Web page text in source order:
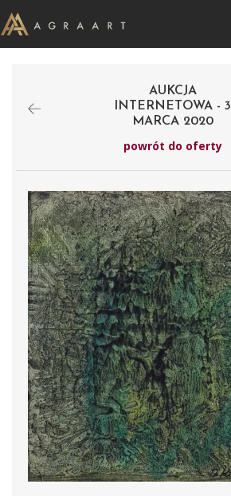
AUKCJA
INTERNETOWA - 3
MARCA 2020
powrót do oferty